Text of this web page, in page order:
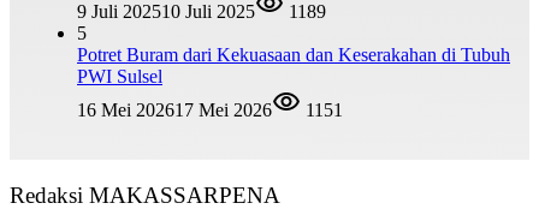
9 Juli 202510 Juli 2025
1189
5
Potret Buram dari Kekuasaan dan Keserakahan di Tubuh
PWI Sulsel
16 Mei 202617 Mei 2026 1151
Redaksi MAKASSARPENA